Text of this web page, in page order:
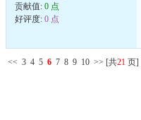
贡献值: 0 点
好评度: 0 点
<< 3 4 5 6 7 8 9 10 >> [共21 页